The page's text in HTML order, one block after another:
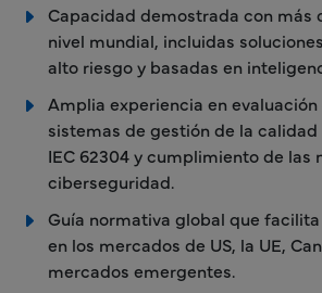
Capacidad demostrada con más
nivel mundial, incluidas
alto riesgo y basadas en
Amplia experiencia en
sistemas de gestión de la
IEC 62304 y cumplimiento de las
ciberseguridad.
Guía normativa global que
en los mercados de US, la UE,
mercados emergentes.